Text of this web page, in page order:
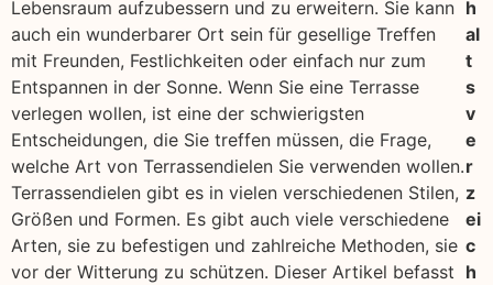
Lebensraum aufzubessern und zu erweitern. Sie kann
auch ein wunderbarer Ort sein für gesellige Treffen
mit Freunden, Festlichkeiten oder einfach nur zum
Entspannen in der Sonne. Wenn Sie eine Terrasse
verlegen wollen, ist eine der schwierigsten
Entscheidungen, die Sie treffen müssen, die Frage,
welche Art von Terrassendielen Sie verwenden wollen.
Terrassendielen gibt es in vielen verschiedenen Stilen,
Größen und Formen. Es gibt auch viele verschiedene
Arten, sie zu befestigen und zahlreiche Methoden, sie
vor der Witterung zu schützen. Dieser Artikel befasst
h
al
t
s
v
e
r
z
ei
c
h